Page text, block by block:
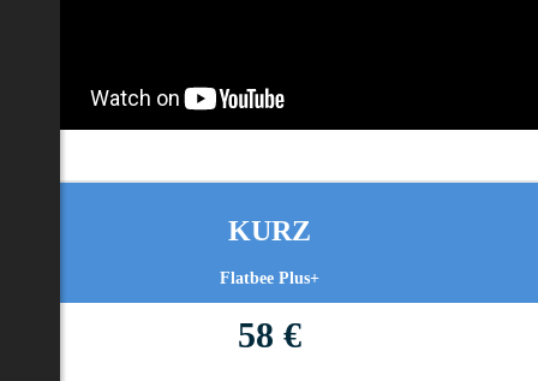
KURZ
Flatbee Plus+
58 €